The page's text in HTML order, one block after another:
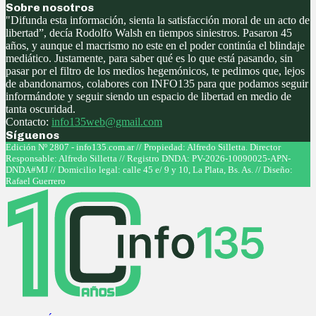
Sobre nosotros
"Difunda esta información, sienta la satisfacción moral de un acto de
libertad”, decía Rodolfo Walsh en tiempos siniestros. Pasaron 45
años, y aunque el macrismo no este en el poder continúa el blindaje
mediático. Justamente, para saber qué es lo que está pasando, sin
pasar por el filtro de los medios hegemónicos, te pedimos que, lejos
de abandonarnos, colabores con INFO135 para que podamos seguir
informándote y seguir siendo un espacio de libertad en medio de
tanta oscuridad.
Contacto: info135web@gmail.com
Síguenos
Facebook
Twitter
Instagram
Youtube
Edición Nº 2807 - info135.com.ar // Propiedad: Alfredo Silletta. Director
Responsable: Alfredo Silletta // Registro DNDA: PV-2026-10090025-APN-
DNDA#MJ // Domicilio legal: calle 45 e/ 9 y 10, La Plata, Bs. As. // Diseño:
Rafael Guerrero